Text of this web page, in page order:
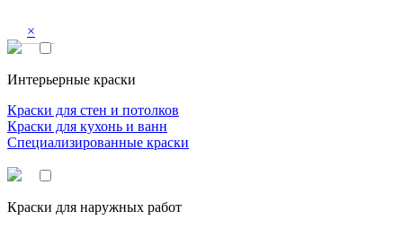
×
Интерьерные краски
Краски для стен и потолков
Краски для кухонь и ванн
Специализированные краски
Краски для наружных работ